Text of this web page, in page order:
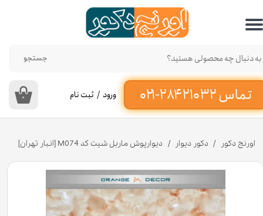
تماس ۳۲ ۲۱۰ ۲۸۴-۰۲۱‌
جستجو
۰ ورود / ثبت نام
حساب کاربری من
تغییر گذر واژه
سفارشات
خروج از حساب کاربری
اورنج دکور دکور دیوار دیوارپوش ماربل شیت کد M074 [انبار تهران]